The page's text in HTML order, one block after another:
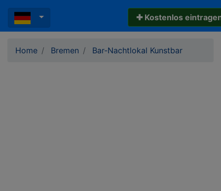
✚ Kostenlos
Home Bremen Bar-Nachtlokal Kunstbar